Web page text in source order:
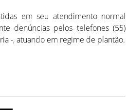
em seu atendimento normal
denúncias pelos telefones (55)
-, atuando em regime de plantão.